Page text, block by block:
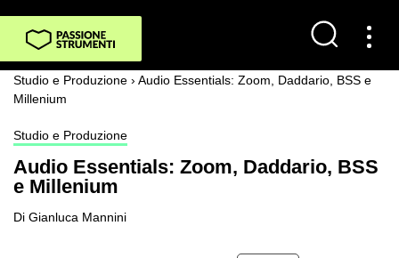
Studio e Produzione › Audio Essentials: Zoom, Daddario, BSS e
Millenium
Studio e Produzione
Audio Essentials: Zoom, Daddario, BSS
e Millenium
Di Gianluca Mannini